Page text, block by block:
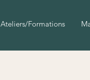
Ateliers/Formations